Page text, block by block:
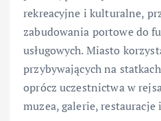
rekreacyjne i kulturalne,
zabudowania portowe do
usługowych. Miasto
przybywających na
oprócz uczestnictwa w
muzea, galerie, restauracje